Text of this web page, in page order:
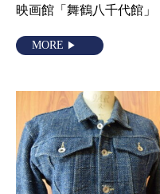
映画館「舞鶴八千代館
MORE